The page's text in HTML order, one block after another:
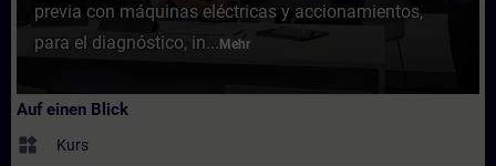
previa con máquinas eléctricas y accionamientos,
para el diagnóstico, in... Mehr
Auf einen Blick
widgets Kurs